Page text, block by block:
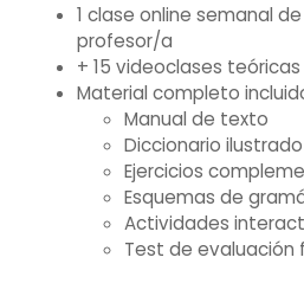
1 clase online semanal
profesor/a
+ 15 videoclases
Material completo
Manual de texto
Diccionario ilustrado
Ejercicios
Esquemas de
Actividades
Test de evaluación